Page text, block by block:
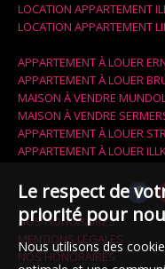
LOCATION APPARTEMENT
LOCATION APPARTEMENT
APPARTEMENT À LOUER
APPARTEMENT À LOUER
MAISON À VENDRE
MAISON À VENDRE
APPARTEMENT À LOUER
APPARTEMENT À LOUER
NOS HONORAIRES
MENTIONS LÉGALES
NOS HONORAIRES
Le respect de
priorité pour
Nous utilisons des